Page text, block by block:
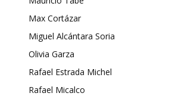
Max Cortázar
Miguel Alcántara Soria
Olivia Garza
Rafael Estrada Michel
Rafael Micalco